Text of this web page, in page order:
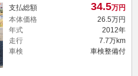
支払総額 34.5万円
本体価格
26.5万円
年式
2012年
走行
7.7万km
車検
車検整備付